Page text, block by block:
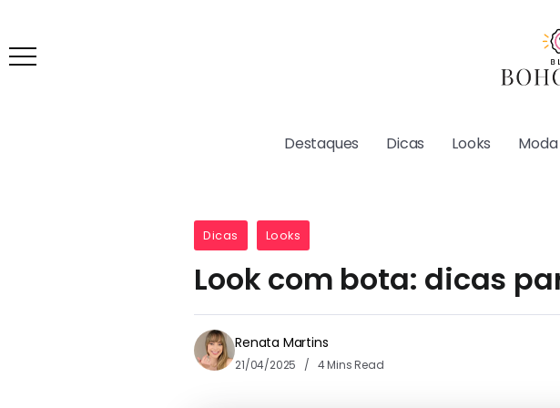
Destaques Dicas Looks Moda
Dicas Looks
Look com bota: dicas
Renata Martins
21/04/2025 4 Mins Read